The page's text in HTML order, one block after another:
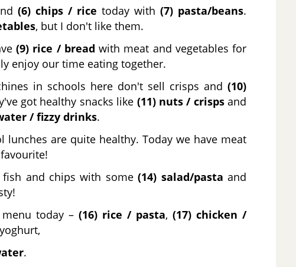
(6) chips / rice today with (7) pasta/beans.
, but I don't like them.
(9) rice / bread with meat and vegetables for
enjoy our time eating together.
in schools here don't sell crisps and (10)
got healthy snacks like (11) nuts / crispsand
/ fizzy drinks.
lunches are quite healthy. Today we have meat
fish and chips with some(14) salad/pasta and
today – (16) rice / pasta, (17) chicken /
.